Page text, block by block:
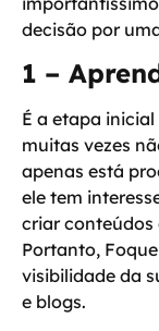
decisão por
1 –
É a etapa
muitas vezes
apenas está
ele tem
criar conteúdos
Portanto,
visibilidade da
e blogs.